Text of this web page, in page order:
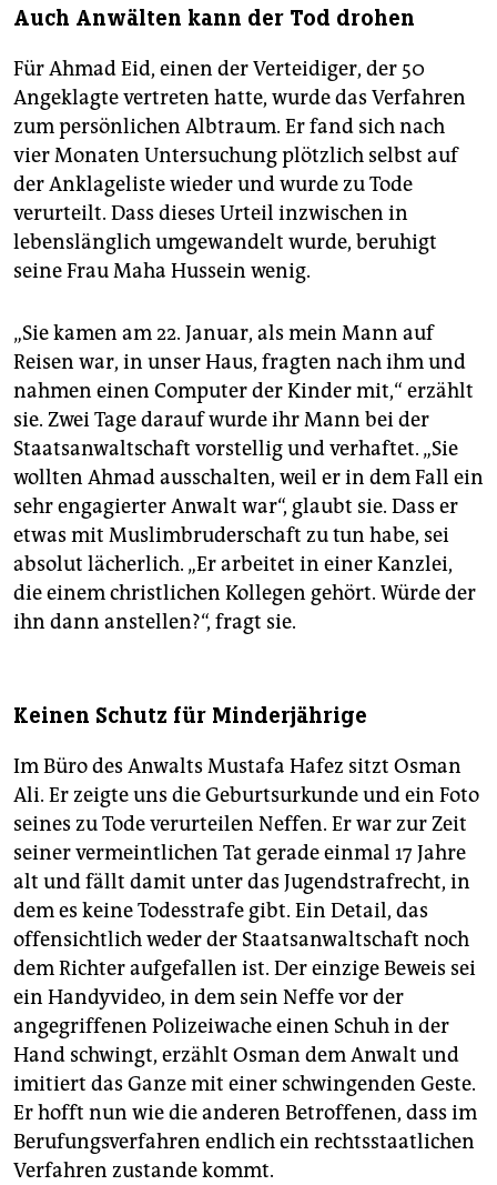
Auch Anwälten kann der Tod drohen
Für Ahmad Eid, einen der Verteidiger, der 50
Angeklagte vertreten hatte, wurde das Verfahren
zum persönlichen Albtraum. Er fand sich nach
vier Monaten Untersuchung plötzlich selbst auf
der Anklageliste wieder und wurde zu Tode
verurteilt. Dass dieses Urteil inzwischen in
lebenslänglich umgewandelt wurde, beruhigt
seine Frau Maha Hussein wenig.
„Sie kamen am 22. Januar, als mein Mann auf
Reisen war, in unser Haus, fragten nach ihm und
nahmen einen Computer der Kinder mit,“ erzählt
sie. Zwei Tage darauf wurde ihr Mann bei der
Staatsanwaltschaft vorstellig und verhaftet. „Sie
wollten Ahmad ausschalten, weil er in dem Fall ein
sehr engagierter Anwalt war“, glaubt sie. Dass er
etwas mit Muslimbruderschaft zu tun habe, sei
absolut lächerlich. „Er arbeitet in einer Kanzlei,
die einem christlichen Kollegen gehört. Würde der
ihn dann anstellen?“, fragt sie.
Keinen Schutz für Minderjährige
Im Büro des Anwalts Mustafa Hafez sitzt Osman
Ali. Er zeigte uns die Geburtsurkunde und ein Foto
seines zu Tode verurteilen Neffen. Er war zur Zeit
seiner vermeintlichen Tat gerade einmal 17 Jahre
alt und fällt damit unter das Jugendstrafrecht, in
dem es keine Todesstrafe gibt. Ein Detail, das
offensichtlich weder der Staatsanwaltschaft noch
dem Richter aufgefallen ist. Der einzige Beweis sei
ein Handyvideo, in dem sein Neffe vor der
angegriffenen Polizeiwache einen Schuh in der
Hand schwingt, erzählt Osman dem Anwalt und
imitiert das Ganze mit einer schwingenden Geste.
Er hofft nun wie die anderen Betroffenen, dass im
Berufungsverfahren endlich ein rechtsstaatlichen
Verfahren zustande kommt.